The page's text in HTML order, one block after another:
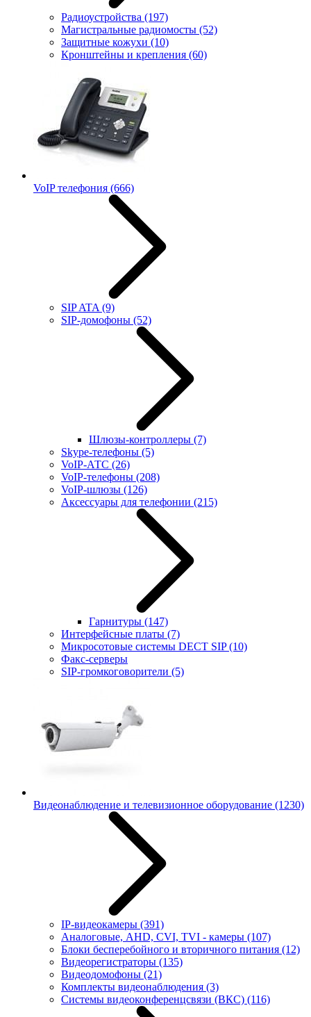
Радиоустройства (197)
Магистральные радиомосты (52)
Защитные кожухи (10)
Кронштейны и крепления (60)
VoIP телефония (666)
SIP ATA (9)
SIP-домофоны (52)
Шлюзы-контроллеры (7)
Skype-телефоны (5)
VoIP-АТС (26)
VoIP-телефоны (208)
VoIP-шлюзы (126)
Аксессуары для телефонии (215)
Гарнитуры (147)
Интерфейсные платы (7)
Микросотовые системы DECT SIP(10)
Факс-серверы
SIP-громкоговорители (5)
Видеонаблюдение и телевизионное оборудование (1230)
IP-видеокамеры (391)
Аналоговые, AHD, CVI, TVI - камеры (107)
Блоки бесперебойного и вторичного питания (12)
Видеорегистраторы (135)
Видеодомофоны (21)
Комплекты видеонаблюдения (3)
Системы видеоконференцсвязи (ВКС) (116)